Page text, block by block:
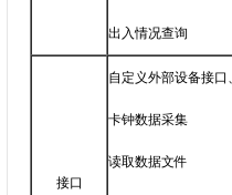
出入情况查询
接口
自定义外部设备接
卡钟数据采集
读取数据文件